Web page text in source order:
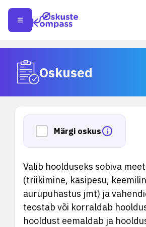
Oskused
Märgi oskus
Valib hoolduseks sobiva
(triikimine, käsipesu,
aurupuhastus jmt) ja
teostab või korraldab
hooldust eemaldab ja